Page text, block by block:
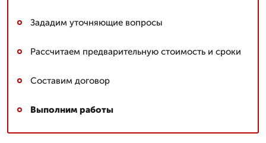
Зададим уточняющие вопросы
Рассчитаем предварительную стоимость и сроки
Составим договор
Выполним работы